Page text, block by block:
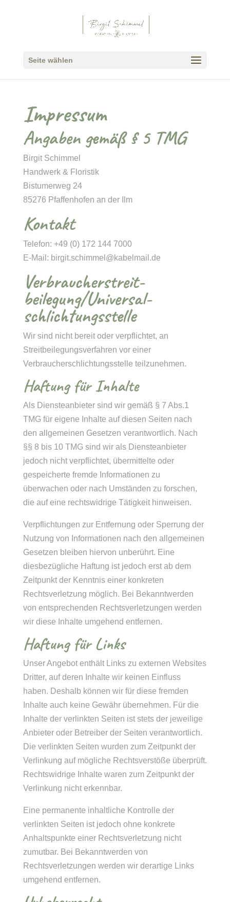
Seite wählen
Impressum
Angaben gemäß § 5 TMG
Birgit Schimmel
Handwerk & Floristik
Bistumerweg 24
85276 Pfaffenhofen an der Ilm
Kontakt
Telefon: +49 (0) 172 144 7000
E-Mail: birgit.schimmel@kabelmail.de
Verbraucher­streit­
beilegung/Universal­
schlichtungs­stelle
Wir sind nicht bereit oder verpflichtet, an
Streitbeilegungsverfahren vor einer
Verbraucherschlichtungsstelle teilzunehmen.
Haftung für Inhalte
Als Diensteanbieter sind wir gemäß § 7 Abs.1
TMG für eigene Inhalte auf diesen Seiten nach
den allgemeinen Gesetzen verantwortlich. Nach
§§ 8 bis 10 TMG sind wir als Diensteanbieter
jedoch nicht verpflichtet, übermittelte oder
gespeicherte fremde Informationen zu
überwachen oder nach Umständen zu forschen,
die auf eine rechtswidrige Tätigkeit hinweisen.
Verpflichtungen zur Entfernung oder Sperrung der
Nutzung von Informationen nach den allgemeinen
Gesetzen bleiben hiervon unberührt. Eine
diesbezügliche Haftung ist jedoch erst ab dem
Zeitpunkt der Kenntnis einer konkreten
Rechtsverletzung möglich. Bei Bekanntwerden
von entsprechenden Rechtsverletzungen werden
wir diese Inhalte umgehend entfernen.
Haftung für Links
Unser Angebot enthält Links zu externen Websites
Dritter, auf deren Inhalte wir keinen Einfluss
haben. Deshalb können wir für diese fremden
Inhalte auch keine Gewähr übernehmen. Für die
Inhalte der verlinkten Seiten ist stets der jeweilige
Anbieter oder Betreiber der Seiten verantwortlich.
Die verlinkten Seiten wurden zum Zeitpunkt der
Verlinkung auf mögliche Rechtsverstöße überprüft.
Rechtswidrige Inhalte waren zum Zeitpunkt der
Verlinkung nicht erkennbar.
Eine permanente inhaltliche Kontrolle der
verlinkten Seiten ist jedoch ohne konkrete
Anhaltspunkte einer Rechtsverletzung nicht
zumutbar. Bei Bekanntwerden von
Rechtsverletzungen werden wir derartige Links
umgehend entfernen.